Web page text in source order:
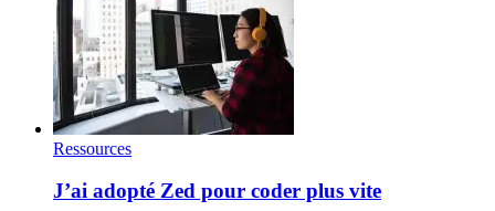
Ressources
J’ai adopté Zed pour coder plus vite